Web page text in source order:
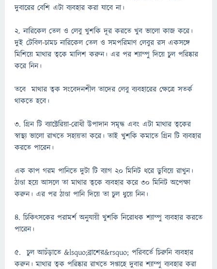
দুবারের বেশি এটা ব্যবহার করা যাবে না।
২. নারিকেল তেল ও লেবু খুশকি দূর করতে খুব ভালো কাজ করে।
দুই টেবিল-চামচ নারিকেল তেল ও সমপরিমাণ লেবুর রস একসঙ্গে
মিশিয়ে মাথার ত্বকে মালিশ করুন। এর পর শ্যাম্পু দিয়ে চুল পরিষ্কার
করে নিন।
তবে মাথার ত্বক সংবেদনশীল তাদের লেবু ব্যবহারের ক্ষেত্রে সতর্ক
থাকতে হবে।
৩. গ্রিন টি ব্যাক্টেরিয়া-রোধী উপাদান সমৃদ্ধ এবং এটা মাথার ত্বকের
স্বাস্থ্য ভালো রাখতে সহায়তা করে। তাই খুশকি কমাতে গ্রিন টি ব্যবহার
করতে পারেন।
এক কাপ গরম পানিতে দুটা টি ব্যাগ ২০ মিনিট ধরে ডুবিয়ে রাখুন।
ঠাণ্ডা হয়ে আসলে তা মাথার ত্বকে ব্যবহার করে ৩০ মিনিট অপেক্ষা
করুন। এর পর ঠাণ্ডা পানি দিয়ে তা চুল ধুয়ে নিন।
৪. চিকিৎসকের পরামর্শ অনুযায়ী খুশকি নিরোধক শ্যাম্পু ব্যবহার করতে
পারেন।
৫. চুল আচঁড়াতে &lsquo;ব্রাশের&rsquo; পরিবর্তে চিরুনি ব্যবহার
করুন। মাথার ত্বক পরিষ্কার রাখতে সপ্তাহে দুবার শ্যাম্পু ব্যবহার করা